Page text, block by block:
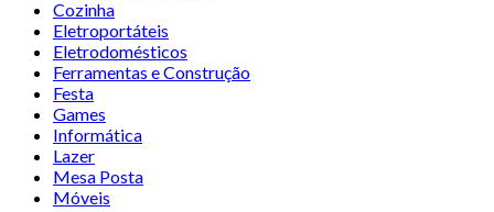
Cozinha
Eletroportáteis
Eletrodomésticos
Ferramentas e Construção
Festa
Games
Informática
Lazer
Mesa Posta
Móveis